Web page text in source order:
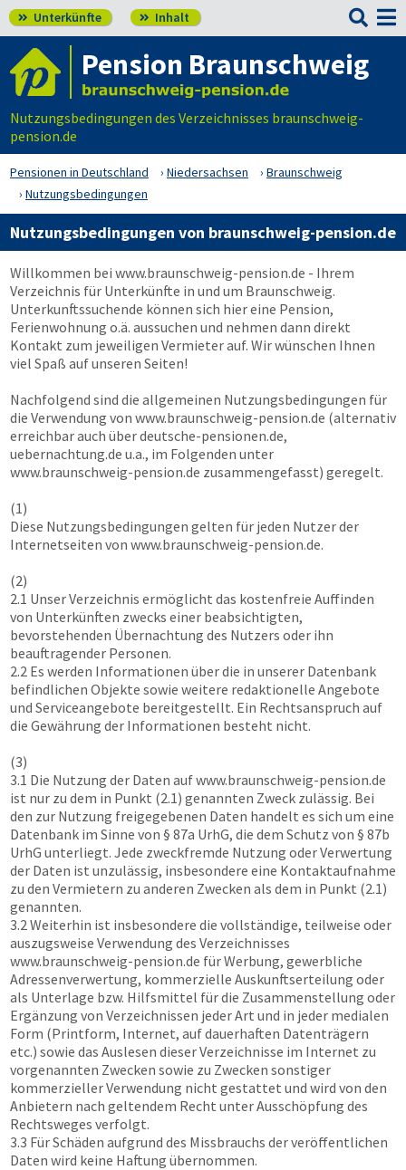
 Unterkünfte  Inhalt 
Pension Braunschweig
Nutzungsbedingungen des Verzeichnisses braunschweig-
pension.de
Pensionen in Deutschland Niedersachsen
Braunschweig
Nutzungsbedingungen
Nutzungsbedingungen von braunschweig-pension.de
Willkommen bei www.braunschweig-pension.de - Ihrem
Verzeichnis für Unterkünfte in und um Braunschweig.
Unterkunftssuchende können sich hier eine Pension,
Ferienwohnung o.ä. aussuchen und nehmen dann direkt
Kontakt zum jeweiligen Vermieter auf. Wir wünschen Ihnen
viel Spaß auf unseren Seiten!
Nachfolgend sind die allgemeinen Nutzungsbedingungen für
die Verwendung von www.braunschweig-pension.de (alternativ
erreichbar auch über deutsche-pensionen.de,
uebernachtung.de u.a., im Folgenden unter
www.braunschweig-pension.de zusammengefasst) geregelt.
(1)
Diese Nutzungsbedingungen gelten für jeden Nutzer der
Internetseiten von www.braunschweig-pension.de.
(2)
2.1 Unser Verzeichnis ermöglicht das kostenfreie Auffinden
von Unterkünften zwecks einer beabsichtigten,
bevorstehenden Übernachtung des Nutzers oder ihn
beauftragender Personen.
2.2 Es werden Informationen über die in unserer Datenbank
befindlichen Objekte sowie weitere redaktionelle Angebote
und Serviceangebote bereitgestellt. Ein Rechtsanspruch auf
die Gewährung der Informationen besteht nicht.
(3)
3.1 Die Nutzung der Daten aufwww.braunschweig-pension.de
ist nur zu dem in Punkt (2.1) genannten Zweck zulässig. Bei
den zur Nutzung freigegebenen Daten handelt es sich um eine
Datenbank im Sinne von § 87a UrhG, die dem Schutz von § 87b
UrhG unterliegt. Jede zweckfremde Nutzung oder Verwertung
der Daten ist unzulässig, insbesondere eine Kontaktaufnahme
zu den Vermietern zu anderen Zwecken als dem in Punkt (2.1)
genannten.
3.2 Weiterhin ist insbesondere die vollständige, teilweise oder
auszugsweise Verwendung des Verzeichnisses
www.braunschweig-pension.de für Werbung, gewerbliche
Adressenverwertung, kommerzielle Auskunftserteilung oder
als Unterlage bzw. Hilfsmittel für die Zusammenstellung oder
Ergänzung von Verzeichnissen jeder Art und in jeder medialen
Form (Printform, Internet, auf dauerhaften Datenträgern
etc.) sowie das Auslesen dieser Verzeichnisse im Internet zu
vorgenannten Zwecken sowie zu Zwecken sonstiger
kommerzieller Verwendung nicht gestattet und wird von den
Anbietern nach geltendem Recht unter Ausschöpfung des
Rechtsweges verfolgt.
3.3 Für Schäden aufgrund des Missbrauchs der veröffentlichen
Daten wird keine Haftung übernommen.